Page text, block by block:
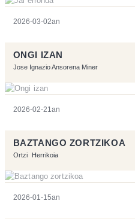
2026-03-02an
ONGI IZAN
Jose Ignazio Ansorena Miner
2026-02-21an
BAZTANGO ZORTZIKOA
Ortzi Herrikoia
2026-01-15an